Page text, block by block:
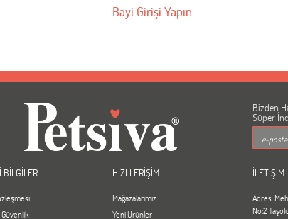
Bayi Girişi Yapın
Bizden
Süper
BİLGİLER
Güvenlik
HIZLI ERİŞİM
Mağazalarımız
Yeni Ürünler
İLETİŞİM
Adres:
No:2